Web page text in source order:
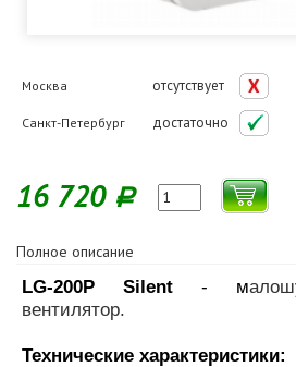
Москва отсутствует
Санкт-Петербург достаточно
16 720 Р
Полное описание
LG-200P Silent - м
вентилятор.
Технические характеристики: